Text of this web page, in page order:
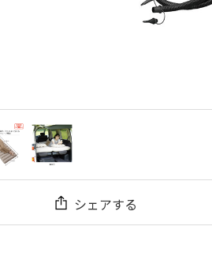
シェアする